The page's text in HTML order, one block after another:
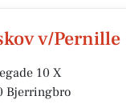
v/Pernille
10 X
Bjerringbro